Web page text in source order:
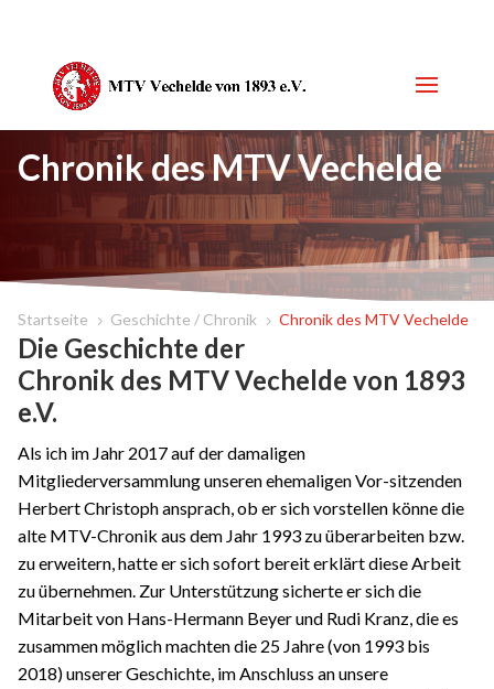
Chronik des MTV Vechelde
Startseite 5 Geschichte / Chronik 5 Chronik des MTV Vechelde
Die Geschichte der
Chronik des MTV Vechelde von 1893
e.V.
Als ich im Jahr 2017 auf der damaligen
Mitgliederversammlung unseren ehemaligen Vor-sitzenden
Herbert Christoph ansprach, ob er sich vorstellen könne die
alte MTV-Chronik aus dem Jahr 1993 zu überarbeiten bzw.
zu erweitern, hatte er sich sofort bereit erklärt diese Arbeit
zu übernehmen. Zur Unterstützung sicherte er sich die
Mitarbeit von Hans-Hermann Beyer und Rudi Kranz, die es
zusammen möglich machten die 25 Jahre (von 1993 bis
2018) unserer Geschichte, im Anschluss an unsere